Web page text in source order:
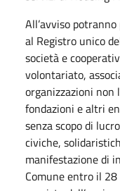
All’avviso
al Registro unico
società e
volontariato,
organizzazioni
fondazioni e altri
senza scopo di
civiche,
manifestazione di
Comune entro il